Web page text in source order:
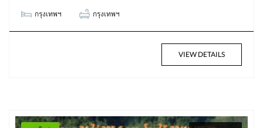
กรุงเทพฯ กรุงเทพฯ
VIEW DETAILS